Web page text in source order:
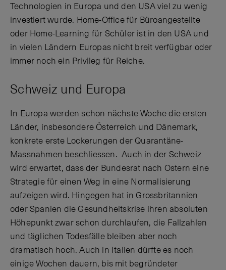
Technologien in Europa und den USA viel zu wenig
investiert wurde. Home-Office für Büroangestellte
oder Home-Learning für Schüler ist in den USA und
in vielen Ländern Europas nicht breit verfügbar oder
immer noch ein Privileg für Reiche.
Schweiz und Europa
In Europa werden schon nächste Woche die ersten
Länder, insbesondere Österreich und Dänemark,
konkrete erste Lockerungen der Quarantäne-
Massnahmen beschliessen. Auch in der Schweiz
wird erwartet, dass der Bundesrat nach Ostern eine
Strategie für einen Weg in eine Normalisierung
aufzeigen wird. Hingegen hat in Grossbritannien
oder Spanien die Gesundheitskrise ihren absoluten
Höhepunkt zwar schon durchlaufen, die Fallzahlen
und täglichen Todesfälle bleiben aber noch
dramatisch hoch. Auch in Italien dürfte es noch
einige Wochen dauern, bis mit begründeter